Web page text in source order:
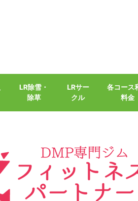
LR除雪・
除草
LRサー
クル
各コース
料金